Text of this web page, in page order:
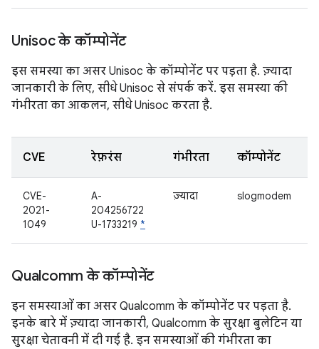
Unisoc के कॉम्पोनेंट
इस समस्या का असर Unisoc के कॉम्पोनेंट पर पड़ता है. ज़्यादा
जानकारी के लिए, सीधे Unisoc से संपर्क करें. इस समस्या की
गंभीरता का आकलन, सीधे Unisoc करता है.
CVE रेफ़रंस गंभीरता कॉम्पोनेंट
CVE-
2021-
1049
A-
204256722
U-1733219 *
ज़्यादा slogmodem
Qualcomm के कॉम्पोनेंट
इन समस्याओं का असर Qualcomm के कॉम्पोनेंट पर पड़ता है.
इनके बारे में ज़्यादा जानकारी, Qualcomm के सुरक्षा बुलेटिन या
सुरक्षा चेतावनी में दी गई है. इन समस्याओं की गंभीरता का